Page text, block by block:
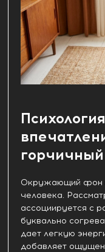
Окружающий фон
человека.
ассоциируется с
буквально
дает легкую
добавляет